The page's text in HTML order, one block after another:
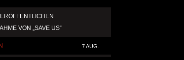
VON „SAVE US“
7 AUG.